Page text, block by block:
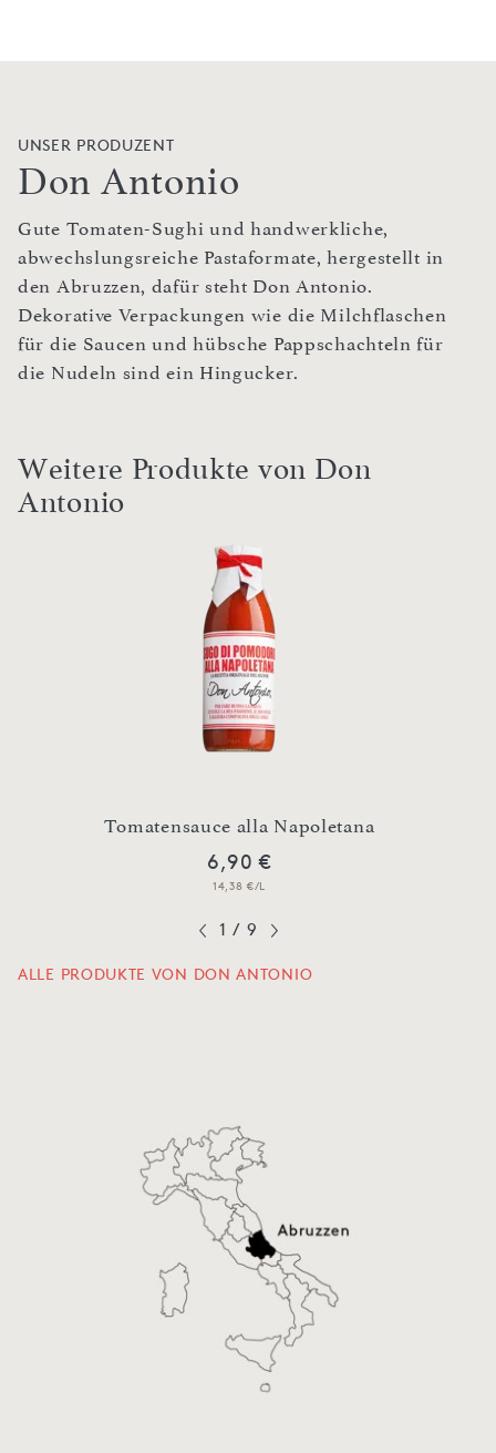
UNSER PRODUZENT
Don Antonio
Gute Tomaten-Sughi und handwerkliche,
abwechslungsreiche Pastaformate, hergestellt in
den Abruzzen, dafür steht Don Antonio.
Dekorative Verpackungen wie die Milchflaschen
für die Saucen und hübsche Pappschachteln für
die Nudeln sind ein Hingucker.
Weitere Produkte von Don
Antonio
Tomatensauce alla Napoletana
6,90 €
14,38 €/L
1 / 9
ALLE PRODUKTE VON DON ANTONIO